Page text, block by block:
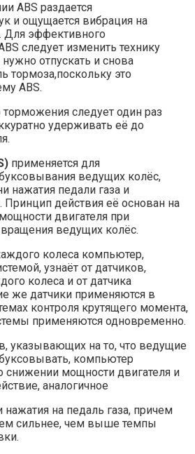
ABS раздается
и ощущается вибрация на
Для эффективного
следует изменить технику
отпускать и снова
тормоза,поскольку это
ABS.
торможения следует один раз
удерживать её до
применяется для
ведущих колёс,
нажатия педали газа и
действия её основан на
двигателя при
вращения ведущих колёс.
колеса компьютер,
узнаёт от датчиков,
колеса и от датчика
же датчики применяются в
контроля крутящего момента,
применяются одновременно.
указывающих на то, что ведущие
компьютер
снижении мощности двигателя и
аналогичное
на педаль газа, причем
сильнее, чем выше темпы